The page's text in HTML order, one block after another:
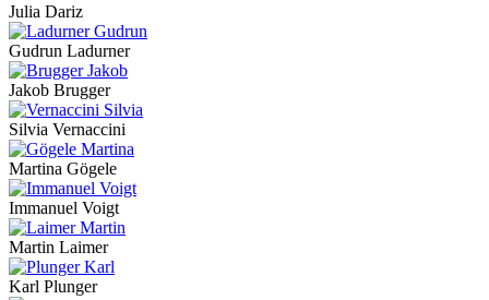
Julia Dariz
Gudrun Ladurner
Jakob Brugger
Silvia Vernaccini
Martina Gögele
Immanuel Voigt
Martin Laimer
Karl Plunger